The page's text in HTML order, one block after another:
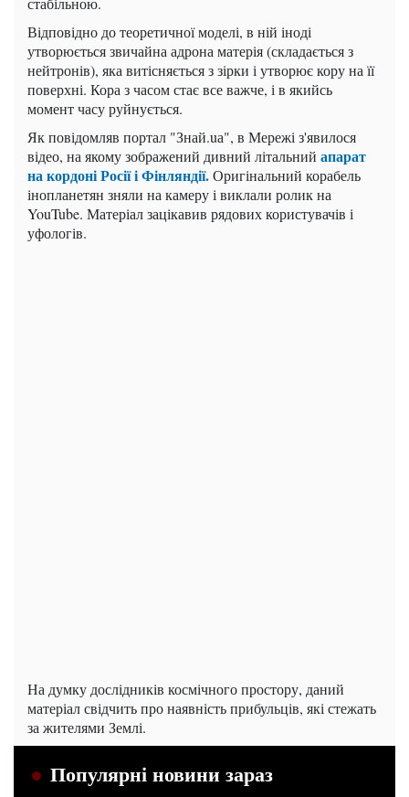
Відповідно до теоретичної моделі, в ній іноді
утворюється звичайна адрона матерія (складається з
нейтронів), яка витісняється з зірки і утворює кору на її
поверхні. Кора з часом стає все важче, і в якийсь
момент часу руйнується.
Як повідомляв портал "Знай.uа", в Мережі з'явилося
відео, на якому зображений дивний літальний апарат
на кордоні Росії і Фінляндії.Оригінальний корабель
інопланетян зняли на камеру і виклали ролик на
YouTube. Матеріал зацікавив рядових користувачів і
уфологів.
На думку дослідників космічного простору, даний
матеріал свідчить про наявність прибульців, які стежать
за жителями Землі.
Популярні новини зараз